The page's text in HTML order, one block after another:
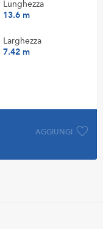
Lunghezza
13.6 m
Larghezza
7.42 m
AGGIUNGI